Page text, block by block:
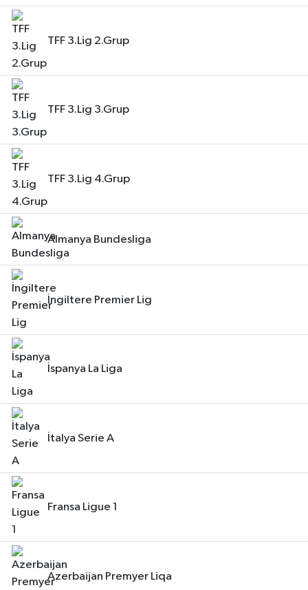
TFF 3.Lig 2.Grup
TFF 3.Lig 3.Grup
TFF 3.Lig 4.Grup
Almanya Bundesliga
İngiltere Premier Lig
İspanya La Liga
İtalya Serie A
Fransa Ligue 1
Azerbaijan Premyer Liqa